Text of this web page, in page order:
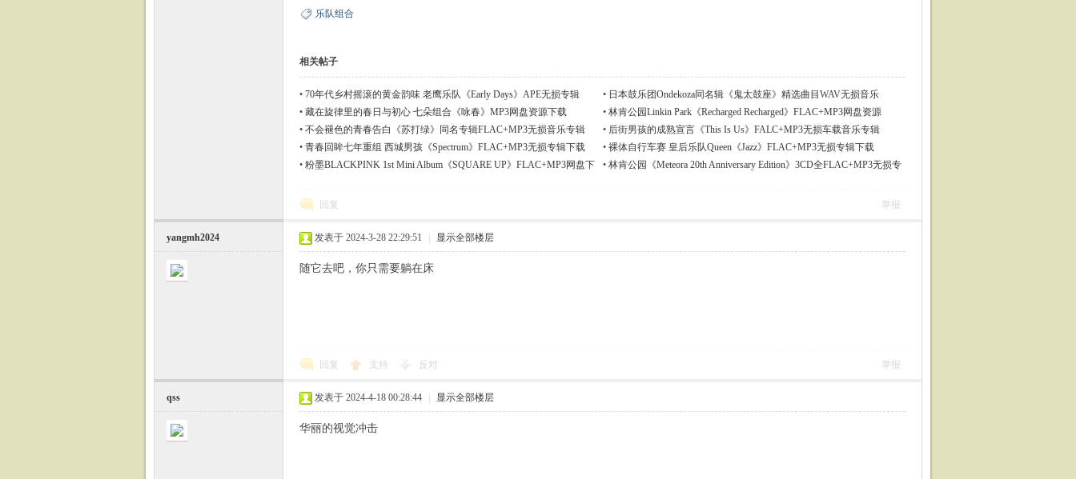
乐队组合
相关帖子
• 70年代乡村摇滚的黄金韵味 老鹰乐队《Early Days》APE无损专辑 • 日本鼓乐团Ondekoza同名辑《鬼太鼓座》精选曲目WAV无损音乐
• 藏在旋律里的春日与初心 七朵组合《咏春》MP3网盘资源下载 • 林肯公园Linkin Park《Recharged Recharged》FLAC+MP3网盘资源
• 不会褪色的青春告白《苏打绿》同名专辑FLAC+MP3无损音乐专辑 • 后街男孩的成熟宣言《This Is Us》FALC+MP3无损车载音乐专辑
• 青春回眸七年重组 西城男孩《Spectrum》FLAC+MP3无损专辑下载 • 裸体自行车赛 皇后乐队Queen《Jazz》FLAC+MP3无损专辑下载
• 粉墨BLACKPINK 1st Mini Album《SQUARE UP》FLAC+MP3网盘下
• 林肯公园《Meteora 20th Anniversary Edition》3CD全FLAC+MP3无损专
回复 举报
yangmh2024 发表于 2024-3-28 22:29:51 显示全部楼层
随它去吧，你只需要躺在床
回复 支持 反对 举报
qss 发表于 2024-4-18 00:28:44 显示全部楼层
华丽的视觉冲击